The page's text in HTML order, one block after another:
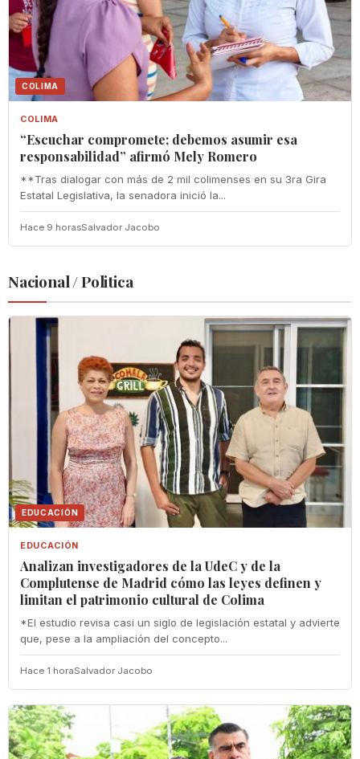
COLIMA
COLIMA
“Escuchar compromete; debemos asumir esa
responsabilidad” afirmó Mely Romero
**Tras dialogar con más de 2 mil colimenses en su 3ra Gira
Estatal Legislativa, la senadora inició la...
Hace 9 horasSalvador Jacobo
Nacional / Politica
EDUCACIÓN
EDUCACIÓN
Analizan investigadores de la UdeC y de la
Complutense de Madrid cómo las leyes definen y
limitan el patrimonio cultural de Colima
*El estudio revisa casi un siglo de legislación estatal y advierte
que, pese a la ampliación del concepto...
Hace 1 horaSalvador Jacobo